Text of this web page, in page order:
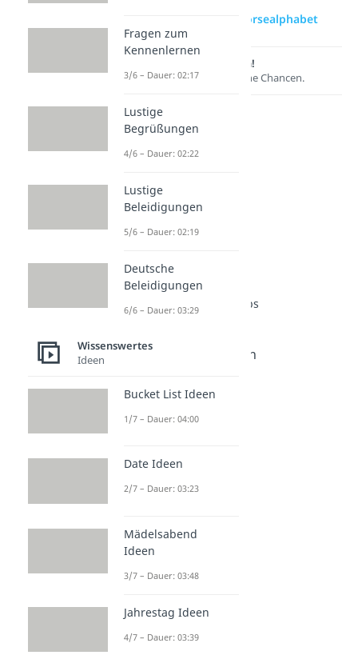
zur Videoseite: Morsealphabet
Lernen lohnt sich!
Entdecke hier deine Chancen.
Weitere Inhalte:
Wissenswertes
Nützliche Überlebenstipps
Atombombe überleben
Sirenensignale
Fragen zum
Kennenlernen
3/6 – Dauer: 02:17
Lustige
Begrüßungen
4/6 – Dauer: 02:22
Lustige
Beleidigungen
5/6 – Dauer: 02:19
Deutsche
Beleidigungen
6/6 – Dauer: 03:29
Wissenswertes
Ideen
Bucket List Ideen
1/7 – Dauer: 04:00
Date Ideen
2/7 – Dauer: 03:23
Mädelsabend
Ideen
3/7 – Dauer: 03:48
Jahrestag Ideen
4/7 – Dauer: 03:39